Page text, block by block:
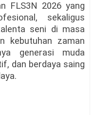
FLS3N 2026 yang
sekaligus
seni di masa
kebutuhan zaman
generasi muda
dan berdaya saing